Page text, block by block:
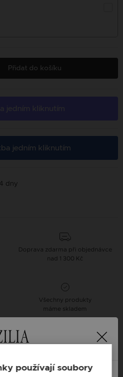
Přidat do košíku
jedním kliknutím
dny
Doprava zdarma při objednávce
nad 1 300 Kč
Všechny produkty
máme skladem
Zilia náhrdelník se slovem
používají soubory